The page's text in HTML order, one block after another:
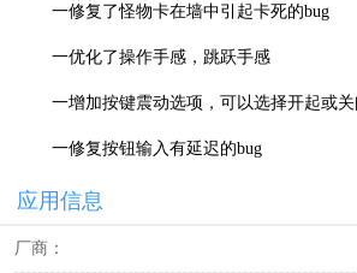
一修复了怪物卡在墙中引起卡死的bug
一优化了操作手感，跳跃手感
一增加按键震动选项，可以选择开起或
一修复按钮输入有延迟的bug
应用信息
厂商：